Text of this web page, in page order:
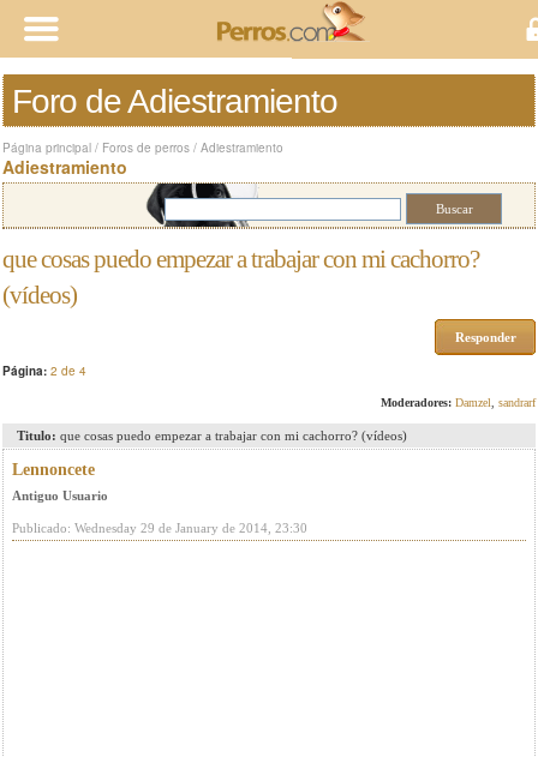
Foro de Adiestramiento
Página principal / Foros de perros / Adiestramiento
Adiestramiento
que cosas puedo empezar a trabajar con mi cachorro?
(vídeos)
Responder
Página: 2 de 4
Moderadores: Damzel sandrarf
Titulo: que cosas puedo empezar a trabajar con mi cachorro? (vídeos)
Lennoncete
Antiguo Usuario
Publicado: Wednesday 29 de January de 2014, 23:30